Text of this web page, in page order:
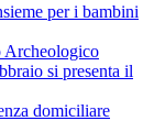
per i bambini
Archeologico
si presenta il
domiciliare